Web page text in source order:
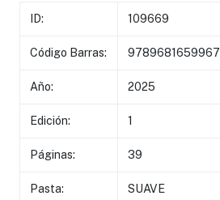
ID: 109669
Código Barras: 9789681659967
Año: 2025
Edición: 1
Páginas: 39
Pasta: SUAVE